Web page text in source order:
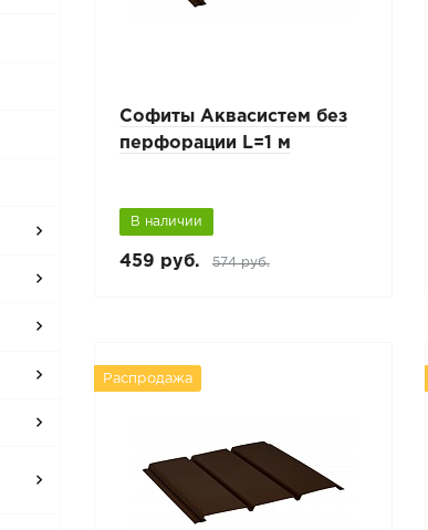
Софиты Аквасистем без
перфорации L=1 м
В наличии
459 руб. 574 руб.
Распродажа